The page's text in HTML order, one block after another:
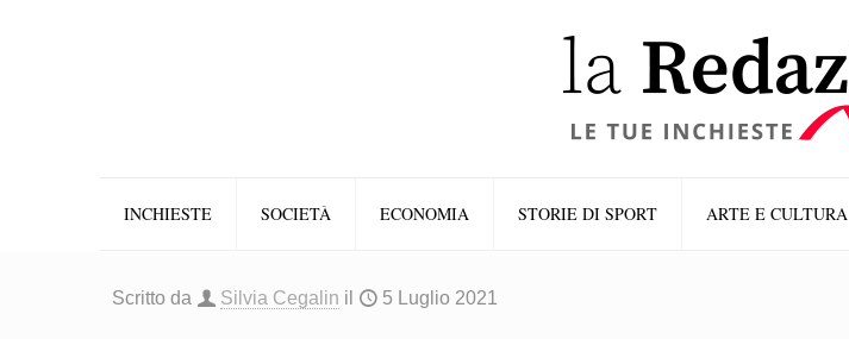
INCHIESTE SOCIETÀ ECONOMIA STORIE DI SPORT ARTE E CULTURA
Scritto da Silvia Cegalin il 5 Luglio 2021